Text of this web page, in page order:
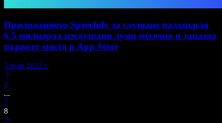
Приложението Speechify за слушане надхвърля
6.5 милиарда изслушани думи месечно и запазва
първото място в App Store
5 юли 2022 г.
1
...
7
8